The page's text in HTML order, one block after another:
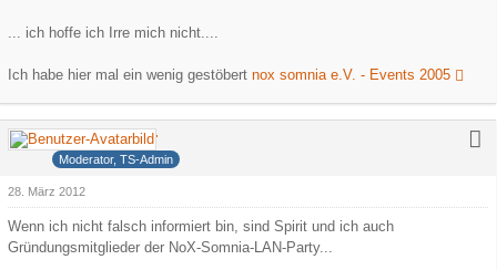
... ich hoffe ich Irre mich nicht....
Ich habe hier mal ein wenig gestöbert nox somnia e.V. - Events 2005
Deathdealer
Moderator, TS-Admin
28. März 2012
Wenn ich nicht falsch informiert bin, sind Spirit und ich auch
Gründungsmitglieder der NoX-Somnia-LAN-Party...